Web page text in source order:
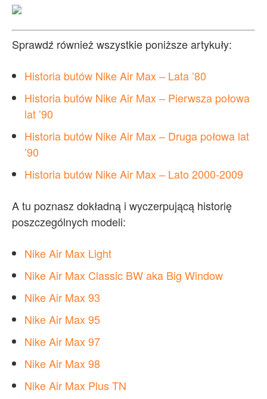
Sprawdź również wszystkie poniższe artykuły:
Historia butów Nike Air Max – Lata ’80
Historia butów Nike Air Max – Pierwsza połowa
lat ’90
Historia butów Nike Air Max – Druga połowa lat
’90
Historia butów Nike Air Max – Lato 2000-2009
A tu poznasz dokładną i wyczerpującą historię
poszczególnych modeli:
Nike Air Max Light
Nike Air Max Classic BW aka Big Window
Nike Air Max 93
Nike Air Max 95
Nike Air Max 97
Nike Air Max 98
Nike Air Max Plus TN